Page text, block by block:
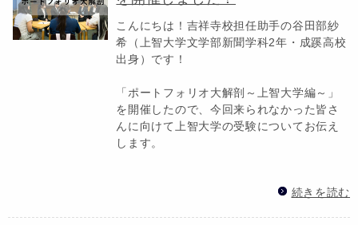
こんにちは！吉祥寺校担任助手の谷田部紗
希（上智大学文学部新聞学科2年・成蹊高校
出身）です！
「ポートフォリオ大解剖～上智大学編～」
を開催したので、今回来られなかった皆さ
んに向けて上智大学の受験についてお伝え
します。
続きを読む